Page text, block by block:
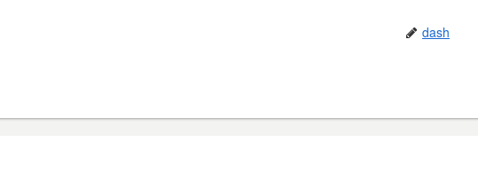
dash